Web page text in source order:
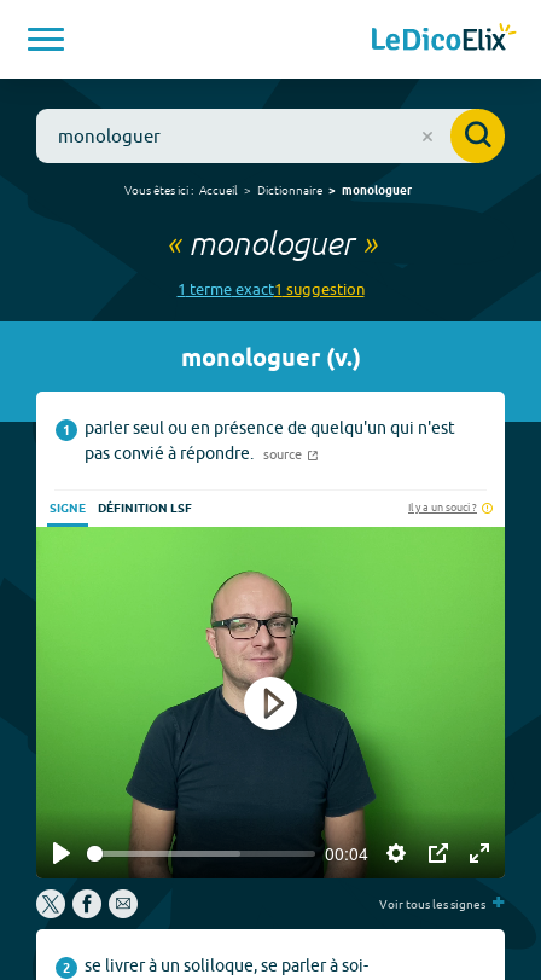
Vous êtes ici : Accueil Dictionnaire monologuer
« monologuer»
1 termeexact1 suggestion
monologuer(v.)
1
parler seul ou en présence de quelqu'un qui n'est
pas convié à répondre.
source
SIGNE DÉFINITION LSF Il y a un souci ?
Play
00:04
Settings
PIP
Enter
Play
Voir tous les signes +
2
se livrer à un soliloque, se parler à soi-